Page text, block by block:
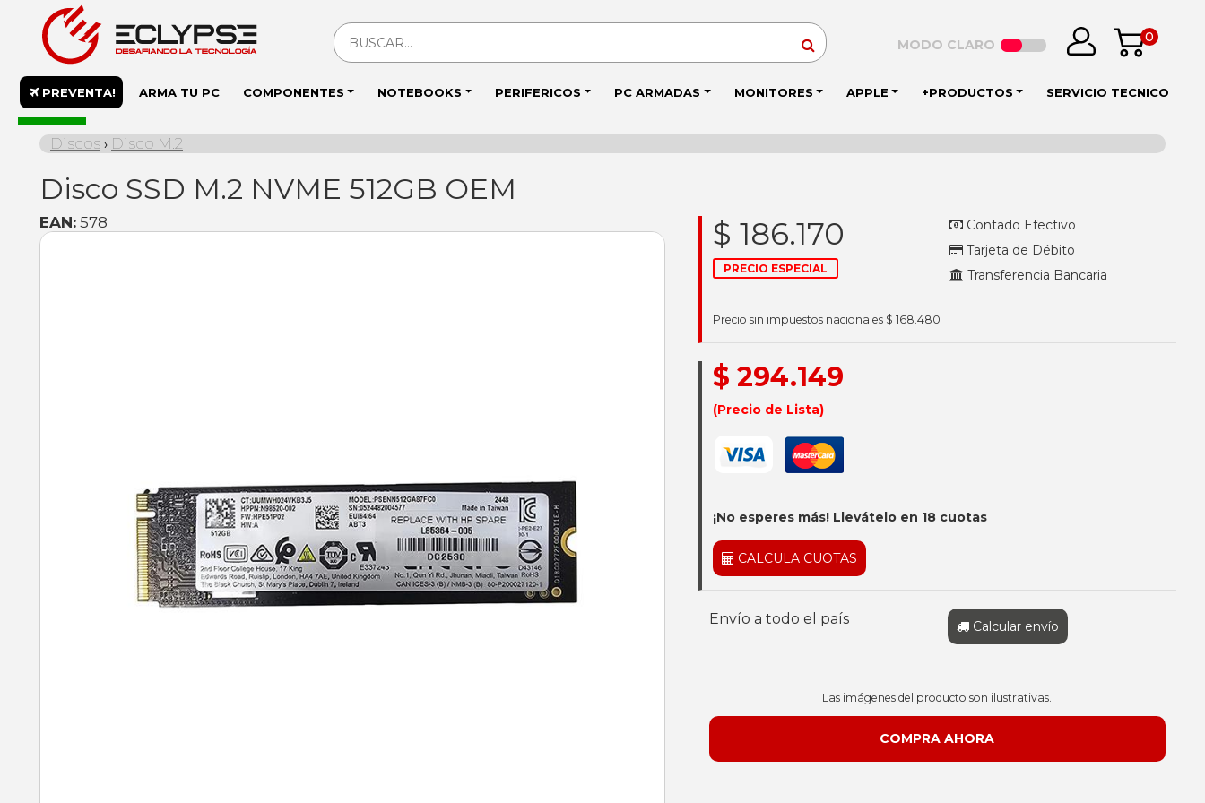
0
MODO CLARO
PREVENTA! ARMA TU PC COMPONENTES NOTEBOOKS PERIFERICOS PC ARMADAS MONITORES APPLE +PRODUCTOS SERVICIO TECNICO
Discos › Disco M.2
Disco SSD M.2 NVME 512GB OEM
EAN: 578 $ 186.170
PRECIO ESPECIAL
Contado Efectivo
Tarjeta de Débito
Transferencia Bancaria
Precio sin impuestos nacionales $ 168.480
$ 294.149
(Precio de Lista)
¡No esperes más! Llevátelo en 18 cuotas
CALCULA CUOTAS
Envío a todo el país Calcular envío
En stock
Las imágenes del producto son ilustrativas.